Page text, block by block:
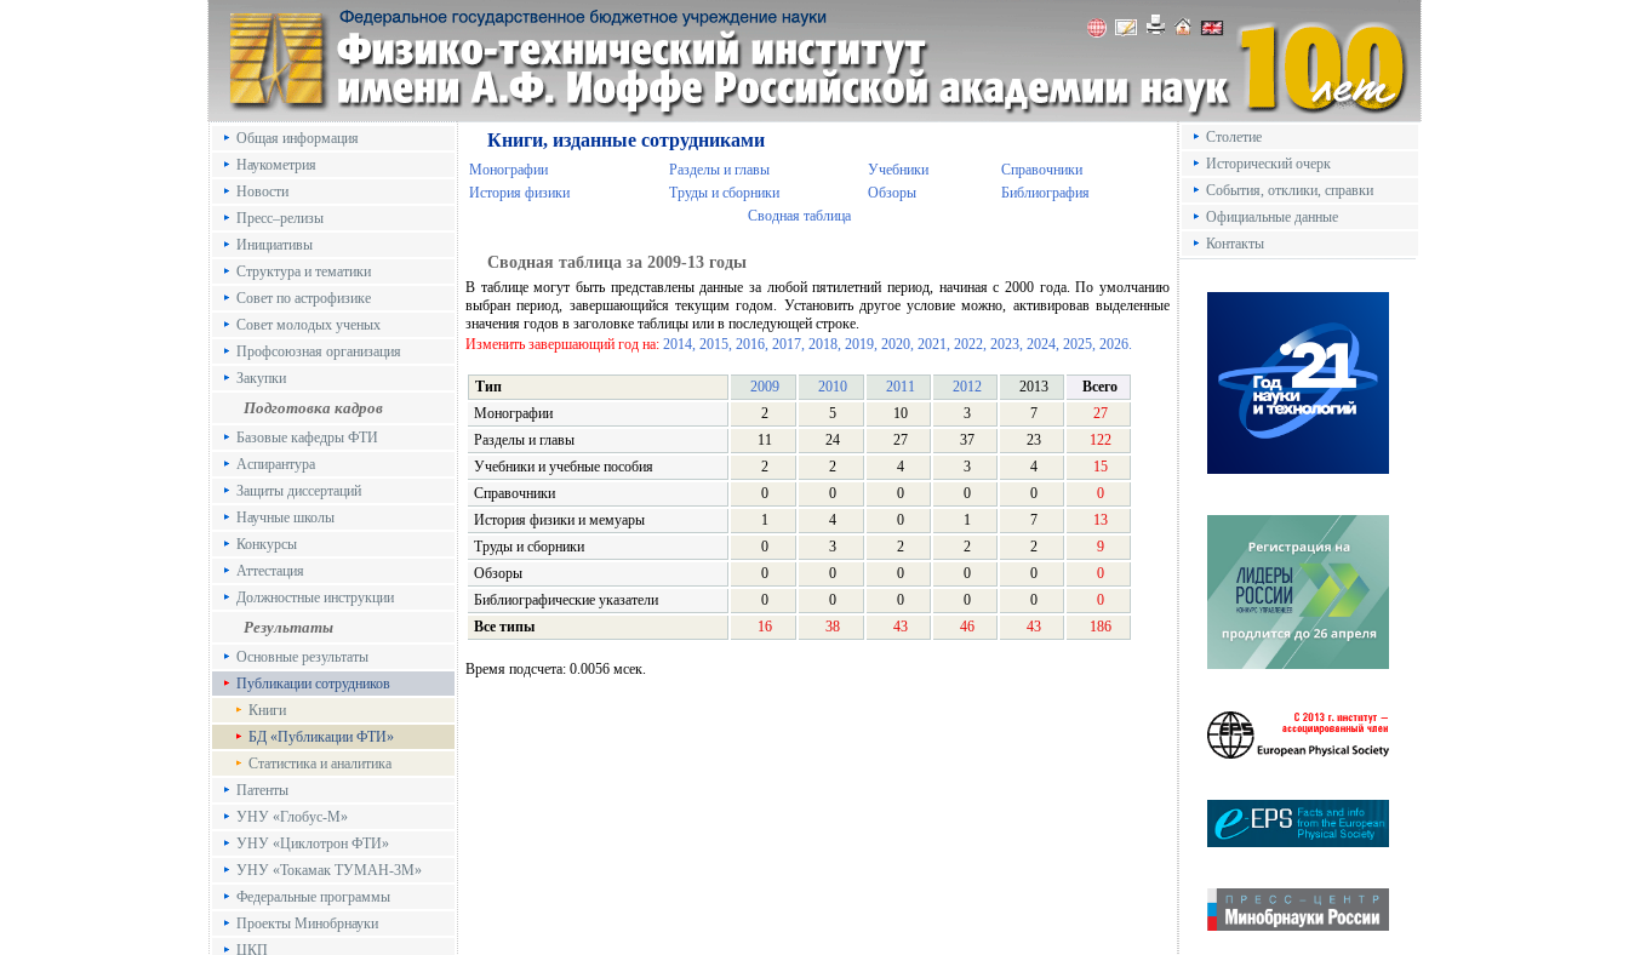
Общая информация
Наукометрия
Новости
Пресс–релизы
Инициативы
Структура и тематики
Совет по астрофизике
Совет молодых ученых
Профсоюзная организация
Закупки
Подготовка кадров
Базовые кафедры ФТИ
Аспирантура
Защиты диссертаций
Научные школы
Конкурсы
Аттестация
Должностные инструкции
Результаты
Основные результаты
Публикации сотрудников
Книги
БД «Публикации ФТИ»
Статистика и аналитика
Патенты
УНУ «Глобус-М»
УНУ «Циклотрон ФТИ»
УНУ «Токамак ТУМАН-3М»
Федеральные программы
Проекты Минобрнауки
ЦКП
Книги, изданные сотрудниками
Монографии Разделы и главы Учебники
Справочники
История физики
Труды и сборники Обзоры
Библиография
Сводная таблица
Сводная таблица за 2009-13 годы
В таблице могут быть представлены данные за любой пятилетний период, начиная с 2000 года. По умолчанию
выбран период, завершающийся текущим годом. Установить другое условие можно, активировав выделенные
значения годов в заголовке таблицы или в последующей строке.
Изменить завершающий год на: 2014, 2015, 2016, 2017, 2018, 2019, 2020, 2021, 2022, 2023, 2024, 2025, 2026.
Тип 2009 2010 2011 2012 2013
Всего
Монографии
2 5 10 3 7
27
Разделы и главы
11 24 27 37 23
122
Учебники и учебные пособия
2 2 4 3 4
15
Справочники
0 0 0 0 0
0
История физики и мемуары
1 4 0 1 7
13
Труды и сборники
0 3 2 2 2
9
Обзоры
0 0 0 0 0
0
Библиографические указатели
0 0 0 0 0
0
Все типы
16 38 43 46 43 186
Время подсчета: 0.0056 мсек.
Столетие
Исторический очерк
События, отклики, справки
Официальные данные
Контакты